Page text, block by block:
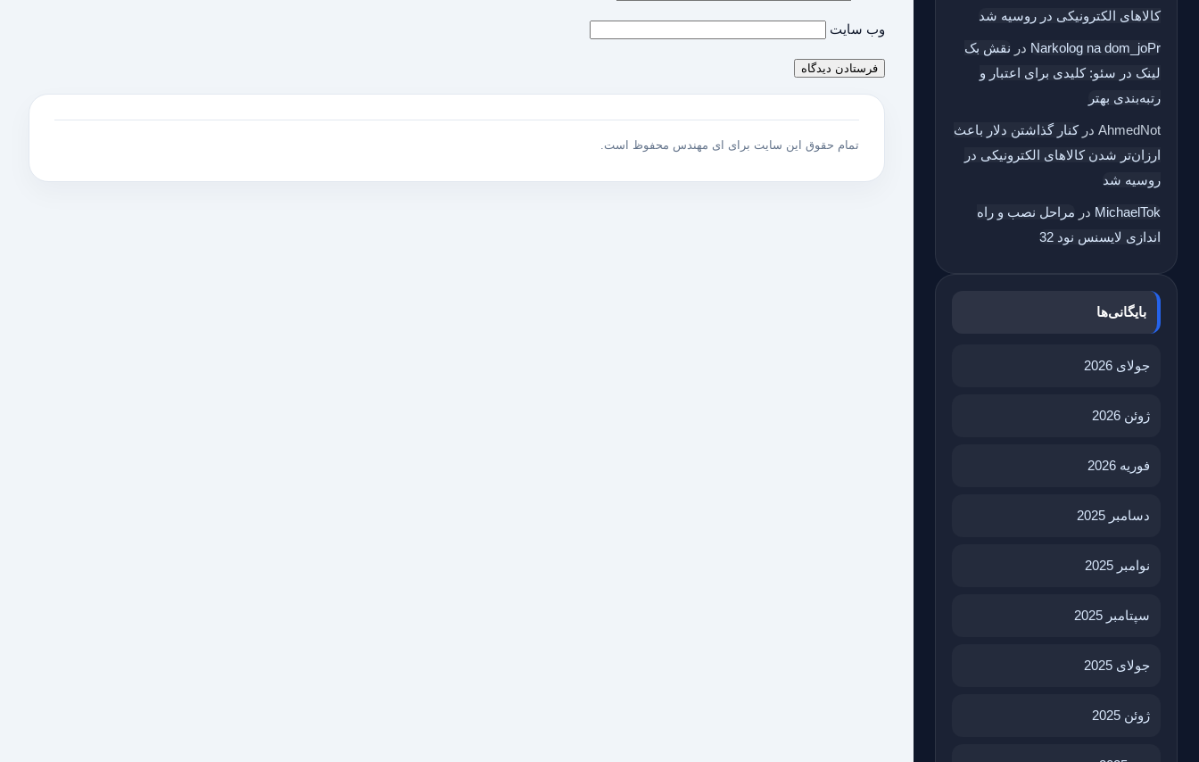
کالاهای الکترونیکی در روسیه شد
Narkolog na dom_joPr در نقش بک‌
لینک در سئو: کلیدی برای اعتبار و
رتبه‌بندی بهتر
AhmedNot درکنار گذاشتن دلار باعث
ارزان‌تر شدن کالاهای الکترونیکی در
روسیه شد
MichaelTok در مراحل نصب و راه
اندازی لایسنس نود 32
بایگانی‌ها
جولای 2026
ژوئن 2026
فوریه 2026
دسامبر 2025
نوامبر 2025
سپتامبر 2025
جولای 2025
ژوئن 2025
وب‌ سایت
تمام حقوق این سایت برای ای مهندس محفوظ است.